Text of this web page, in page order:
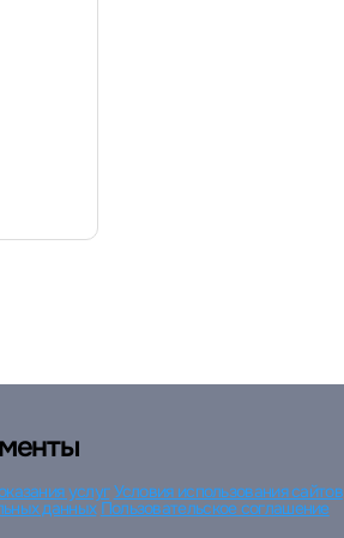
услуг Условия использования сайтов
данных Пользовательское соглашение